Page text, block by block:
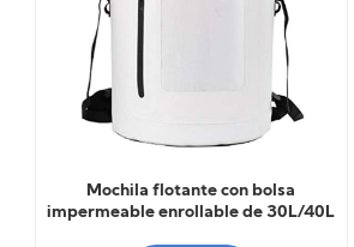
Mochila flotante con bolsa
impermeable enrollable de 30L/40L